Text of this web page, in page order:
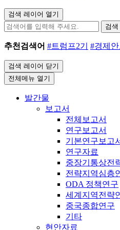
검색 레이어 열기
검색
추천검색어 #트럼프2기 #경제안
검색 레이어 닫기
전체메뉴 열기
발간물
보고서
전체보고서
연구보고서
기본연구보고
연구자료
중장기통상전
전략지역심층
ODA 정책연구
세계지역전략
중국종합연구
기타
현안자료